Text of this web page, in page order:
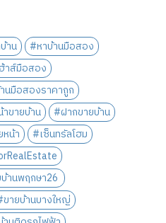
าน
#หาบ้านมือสอง
าส์มือสอง
นมือสองราคาถูก
ขายบ้าน
#ฝากขายบ้าน
น้า
#เซ็นทรัลโฮม
านพฤกษา26
ายบ้านบางใหญ่